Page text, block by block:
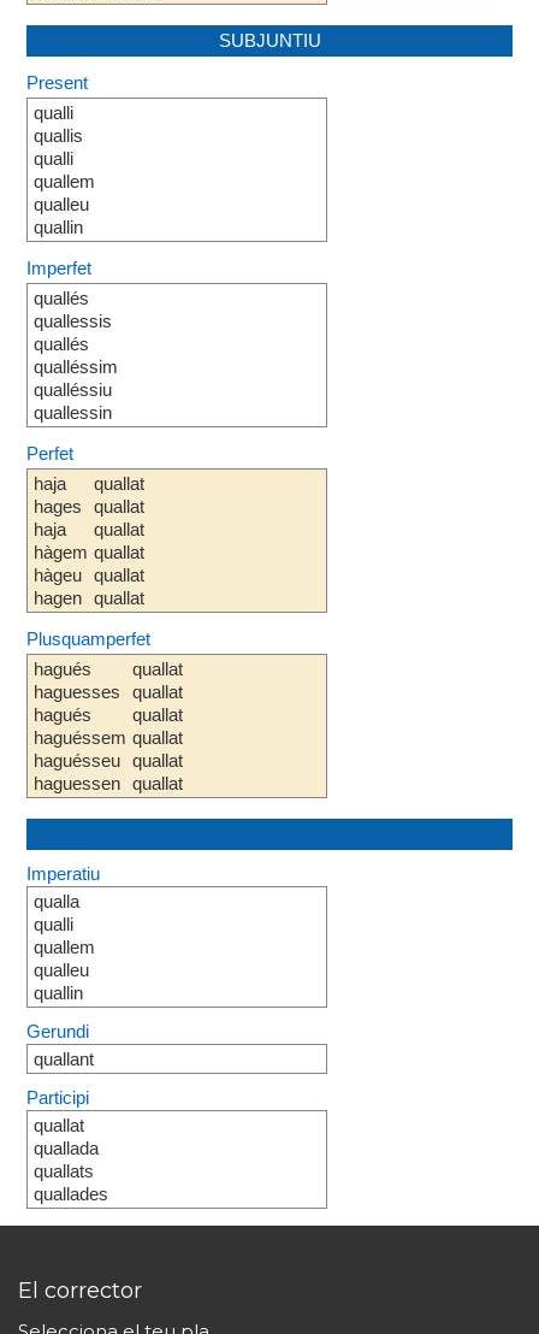
SUBJUNTIU
Present
qualli
quallis
qualli
quallem
qualleu
quallin
Imperfet
quallés
quallessis
quallés
qualléssim
qualléssiu
quallessin
Perfet
haja
hages
haja
hàgem
hàgeu
hagen
quallat
quallat
quallat
quallat
quallat
quallat
Plusquamperfet
hagués
haguesses
hagués
haguéssem
haguésseu
haguessen
quallat
quallat
quallat
quallat
quallat
quallat
Imperatiu
qualla
qualli
quallem
qualleu
quallin
Gerundi
quallant
Participi
quallat
quallada
quallats
quallades
El corrector